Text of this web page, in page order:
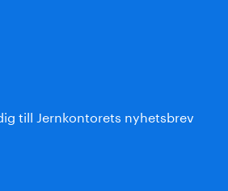
till Jernkontorets nyhetsbrev